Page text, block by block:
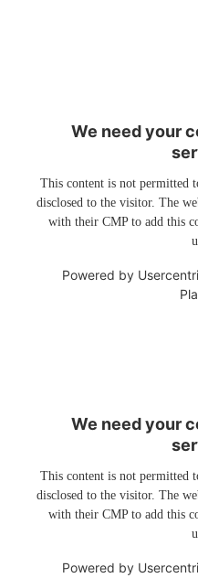
We need your
This content is not permitted
disclosed to the visitor. The
with their CMP to add this
Powered by
We need your
This content is not permitted
disclosed to the visitor. The
with their CMP to add this
Powered by